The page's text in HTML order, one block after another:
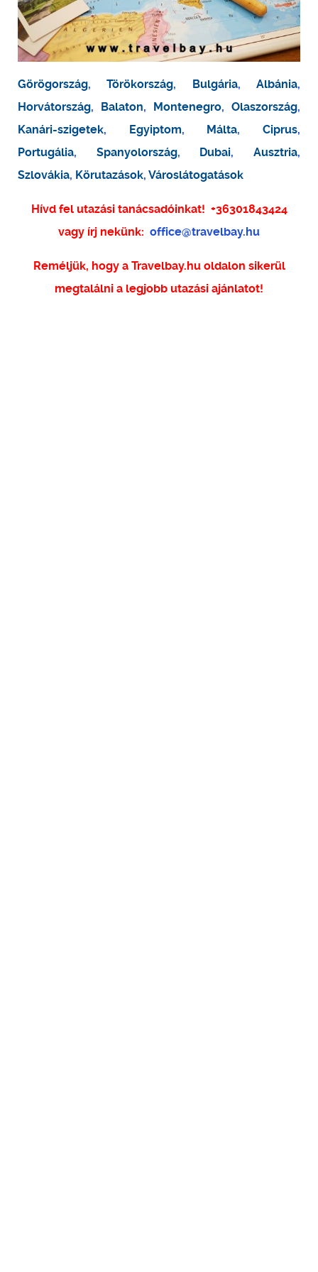
Görögország,Törökország, Bulgária,Albánia,
Horvátország, Balaton, Montenegro, Olaszország,
Kanári-szigetek, Egyiptom, Málta,Ciprus,
Portugália, Spanyolország, Dubai,Ausztria,
Szlovákia, Körutazások, Városlátogatások
Hívd fel utazási tanácsadóinkat! +36301843424
vagy írj nekünk: office@travelbay.hu
Reméljük, hogy a Travelbay.hu oldalon sikerül
megtalálni a legjobb utazási ajánlatot!